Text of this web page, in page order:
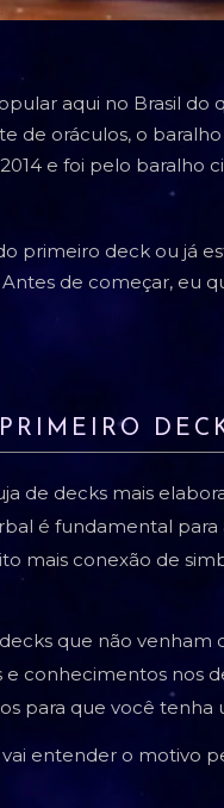
aqui no Brasil do
de oráculos, o
e foi pelo baralho
primeiro deck ou já
de começar, eu
de decks mais
é fundamental para
mais conexão de
que não
conhecimentos nos
para que você tenha
entender o motivo